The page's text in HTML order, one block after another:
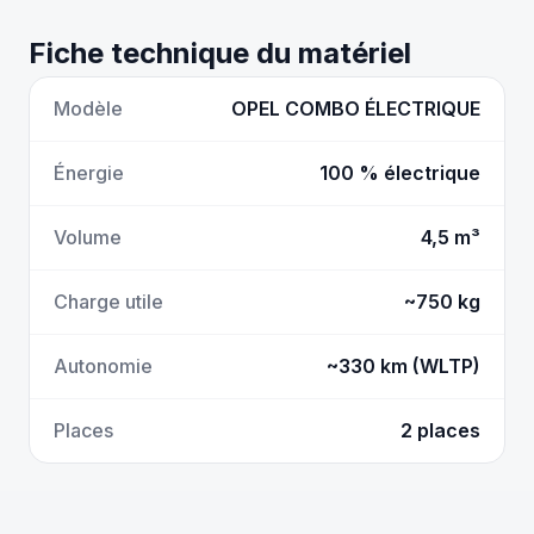
Fiche technique du matériel
Modèle OPEL COMBO ÉLECTRIQUE
Énergie 100 % électrique
Volume 4,5 m³
Charge utile ~750 kg
Autonomie ~330 km (WLTP)
Places 2 places